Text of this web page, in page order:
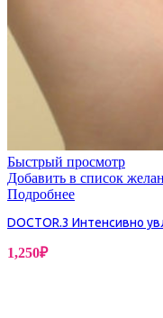
Быстрый просмотр
Добавить в список
Подробнее
DOCTOR.3 Интенсивно
1,250₽